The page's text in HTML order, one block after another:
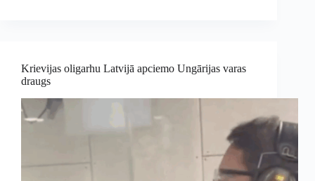
Krievijas oligarhu Latvijā apciemo Ungārijas varas
draugs